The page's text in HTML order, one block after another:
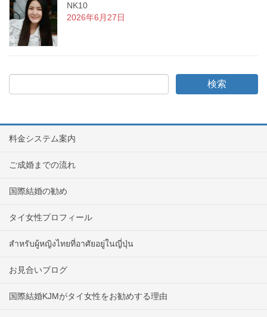
NK10
2026年6月27日
料金システム案内
ご成婚までの流れ
国際結婚の勧め
タイ女性プロフィール
สำหรับผู้หญิงไทยที่อาศัยอยู่ในญี่ปุ่น
お見合いブログ
国際結婚KJMがタイ女性をお勧めする理由